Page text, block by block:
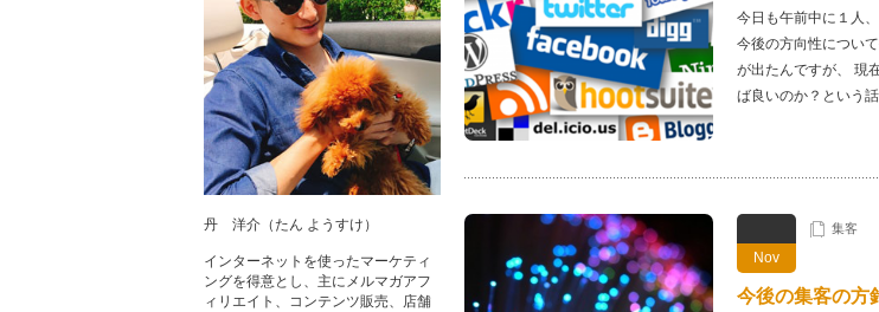
今日も午前中に１人
今後の方向性につい
が出たんですが、 現
ば良いのか？という
Nov
集客
今後の集客の方
丹 洋介（たん ようすけ）
インターネットを使ったマーケティ
ングを得意とし、主にメルマガアフ
ィリエイト、コンテンツ販売、店舗